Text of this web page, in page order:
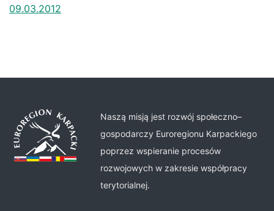
09.03.2012
Naszą misją jest rozwój społeczno–
gospodarczy Euroregionu Karpackiego
poprzez wspieranie procesów
rozwojowych w zakresie współpracy
terytorialnej.